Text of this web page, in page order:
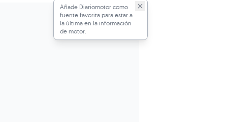
Añade Diariomotor como
fuente favorita para estar a
la última en la información
de motor.